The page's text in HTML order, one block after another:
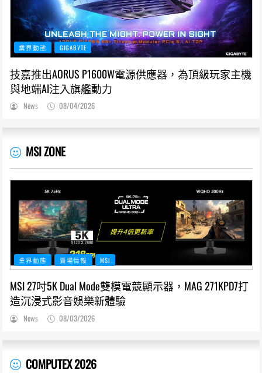
業界動態 GIGABYTE
技嘉推出AORUS P1600W電源供應器，為頂級玩家主機
與地端AI注入旗艦動力
News 08/04/2026
MSI ZONE
業界動態 賣場情報 MSI
MSI 27吋5K Dual Mode雙模電競顯示器，MAG 271KPD7打
造沉浸式影音娛樂新體驗
News 08/03/2026
COMPUTEX 2026